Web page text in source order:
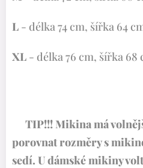
L - délka 74 cm, šířka 64
XL - délka 76 cm, šířka 68
✨TIP!!! Mikina má
porovnat rozměry s
sedí. U dámské mikiny